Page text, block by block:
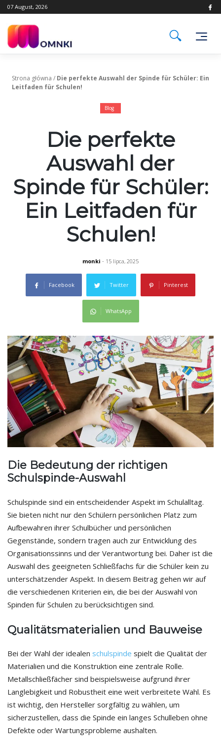
Skip
to
07 August, 2026
Strona główna / Die perfekte Auswahl der Spinde für Schüler: Ein
Leitfaden für Schulen!
Blog
Die perfekte
Auswahl der
Spinde für Schüler:
Ein Leitfaden für
Schulen!
monki - 15 lipca, 2025
Facebook Twitter Pinterest
WhatsApp
Die Bedeutung der richtigen
Schulspinde-Auswahl
Schulspinde sind ein entscheidender Aspekt im Schulalltag.
Sie bieten nicht nur den Schülern persönlichen Platz zum
Aufbewahren ihrer Schulbücher und persönlichen
Gegenstände, sondern tragen auch zur Entwicklung des
Organisationssinns und der Verantwortung bei. Daher ist die
Auswahl des geeigneten Schließfachs für die Schüler kein zu
unterschätzender Aspekt. In diesem Beitrag gehen wir auf
die verschiedenen Kriterien ein, die bei der Auswahl von
Spinden für Schulen zu berücksichtigen sind.
Qualitätsmaterialien und Bauweise
Bei der Wahl der idealen schulspinde spielt die Qualität der
Materialien und die Konstruktion eine zentrale Rolle.
Metallschließfächer sind beispielsweise aufgrund ihrer
Langlebigkeit und Robustheit eine weit verbreitete Wahl. Es
ist wichtig, den Hersteller sorgfältig zu wählen, um
sicherzustellen, dass die Spinde ein langes Schulleben ohne
Defekte oder Wartungsprobleme aushalten.